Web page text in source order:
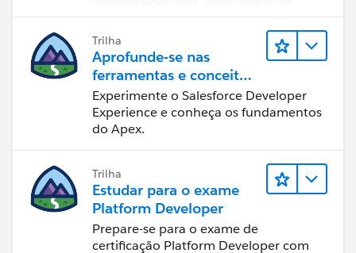
Trilha
Aprofunde-se nas
ferramentas e conceitos
de desenvolvimento do
Salesforce
Experimente o Salesforce Developer
Experience e conheça os fundamentos
do Apex.
Trilha
Estudar para o exame
Platform Developer
Prepare-se para o exame de
certificação Platform Developer com